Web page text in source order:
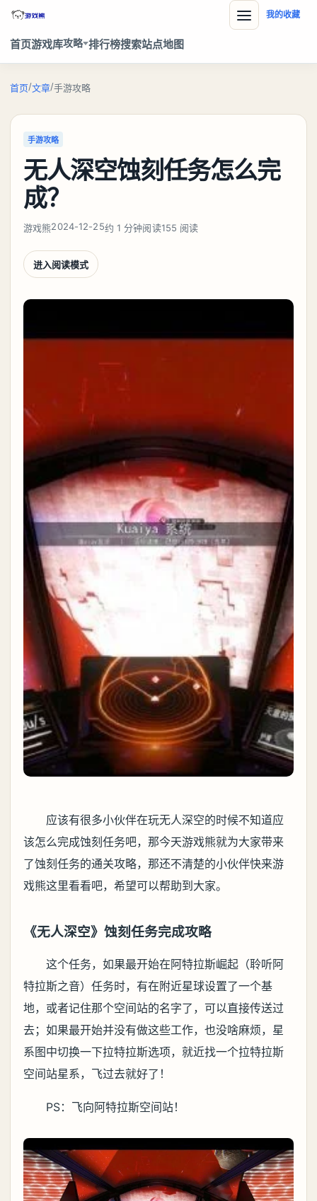
首页游戏库攻略 排行榜搜索站点地图
我的收藏
首页/文章/手游攻略
手游攻略
无人深空蚀刻任务怎么完
成？
游戏熊2024-12-25约 1 分钟阅读155 阅读
进入阅读模式
应该有很多小伙伴在玩无人深空的时候不知道应
该怎么完成蚀刻任务吧，那今天游戏熊就为大家带来
了蚀刻任务的通关攻略，那还不清楚的小伙伴快来游
戏熊这里看看吧，希望可以帮助到大家。
《无人深空》蚀刻任务完成攻略
这个任务，如果最开始在阿特拉斯崛起（聆听阿
特拉斯之音）任务时，有在附近星球设置了一个基
地，或者记住那个空间站的名字了，可以直接传送过
去；如果最开始并没有做这些工作，也没啥麻烦，星
系图中切换一下拉特拉斯选项，就近找一个拉特拉斯
空间站星系，飞过去就好了！
PS：飞向阿特拉斯空间站！